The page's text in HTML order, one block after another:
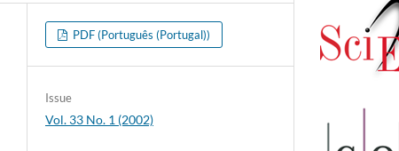
PDF (Português (Portugal))
Issue
Vol. 33 No. 1 (2002)